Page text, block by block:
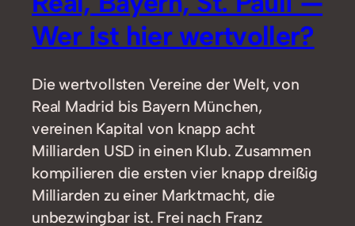
Wer ist hier wertvoller?
Die wertvollsten Vereine der Welt, von
Real Madrid bis Bayern München,
vereinen Kapital von knapp acht
Milliarden USD in einen Klub. Zusammen
kompilieren die ersten vier knapp dreißig
Milliarden zu einer Marktmacht, die
unbezwingbar ist. Frei nach Franz